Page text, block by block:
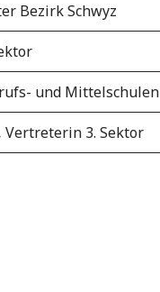
Bezirk Schwyz
und Mittelschulen
Vertreterin 3. Sektor